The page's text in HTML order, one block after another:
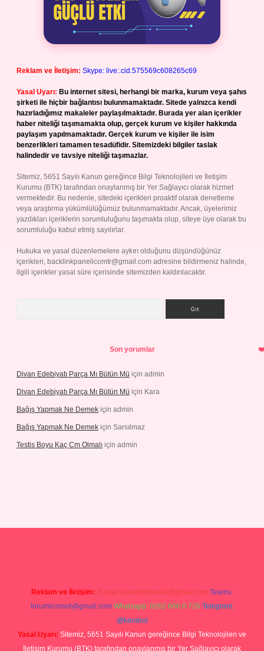
Reklam ve İletişim: Skype: live:.cid.575569c608265c69
Yasal Uyarı: Bu internet sitesi, herhangi bir marka, kurum veya şahıs
şirketi ile hiçbir bağlantısı bulunmamaktadır. Sitede yalnızca kendi
hazırladığımız makaleler paylaşılmaktadır. Burada yer alan içerikler
haber niteliği taşımamakta olup, gerçek kurum ve kişiler hakkında
paylaşım yapılmamaktadır. Gerçek kurum ve kişiler ile isim
benzerlikleri tamamen tesadüfidir. Sitemizdeki bilgiler taslak
halindedir ve tavsiye niteliği taşımazlar.
Sitemiz, 5651 Sayılı Kanun gereğince Bilgi Teknolojileri ve İletişim
Kurumu (BTK) tarafından onaylanmış bir Yer Sağlayıcı olarak hizmet
vermektedir. Bu nedenle, sitedeki içerikleri proaktif olarak denetleme
veya araştırma yükümlülüğümüz bulunmamaktadır. Ancak, üyelerimiz
yazdıkları içeriklerin sorumluluğunu taşımakta olup, siteye üye olarak bu
sorumluluğu kabul etmiş sayılırlar.
Hukuka ve yasal düzenlemelere aykırı olduğunu düşündüğünüz
içerikleri, backlinkpanelicomtr@gmail.com adresine bildirmeniz halinde,
ilgili içerikler yasal süre içerisinde sitemizden kaldırılacaktır.
Son yorumlar
Divan Edebiyatı Parça Mı Bütün Mü için admin
Divan Edebiyatı Parça Mı Bütün Mü için Kara
Bağış Yapmak Ne Demek için admin
Bağış Yapmak Ne Demek için Sarsılmaz
Testis Boyu Kaç Cm Olmalı için admin
Reklam ve İletişim: E-mail: backlinkpaneli@gmail.com Teams:
forumhizmeti@gmail.com Whatsapp: 0262 606 0 726 Telegram:
@karabul
Yasal Uyarı: Sitemiz, 5651 Sayılı Kanun gereğince Bilgi Teknolojileri ve
İletişim Kurumu (BTK) tarafından onaylanmış bir Yer Sağlayıcı olarak